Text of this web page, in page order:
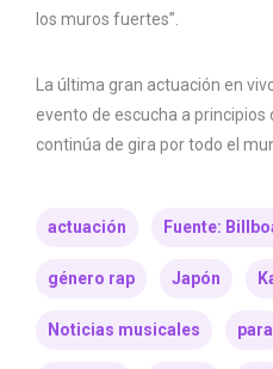
los muros fuertes”.
La última gran actuación en
evento de escucha a
continúa de gira por todo el
actuación Fuente:
género rap Japón
Noticias musicales para